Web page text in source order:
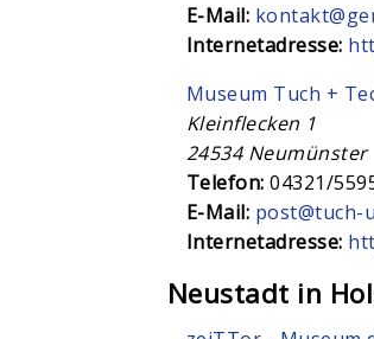
E-Mail:
Internetadresse:
Museum Tuch +
Kleinflecken 1
24534 Neumünster
Telefon:04321/
E-Mail: post@tuch-
Internetadresse:
Neustadt in